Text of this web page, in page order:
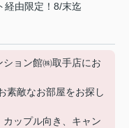
由限定！8/末迄
ョン館㈱取手店にお
素敵なお部屋をお探し
ップル向き、キャン